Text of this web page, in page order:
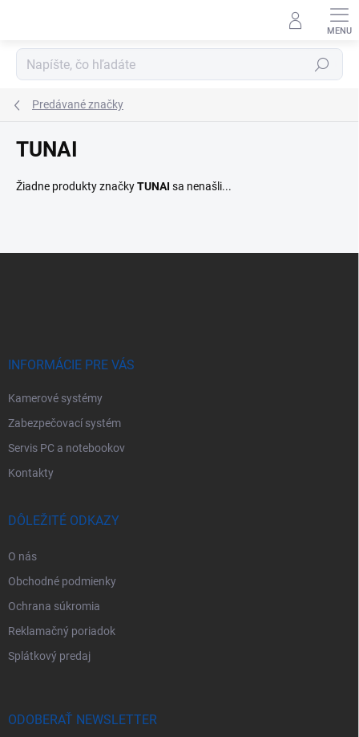
Hľadať
Predávané značky
TUNAI
Žiadne produkty značkyTUNAI sa nenašli...
INFORMÁCIE PRE VÁS
Kamerové systémy
Zabezpečovací systém
Servis PC a notebookov
Kontakty
DÔLEŽITÉ ODKAZY
O nás
Obchodné podmienky
Ochrana súkromia
Reklamačný poriadok
Splátkový predaj
ODOBERAŤ NEWSLETTER